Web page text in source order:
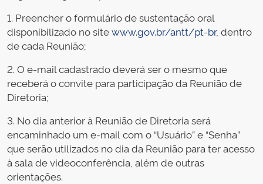
1. Preencher o formulário de sustentação oral
disponibilizado no sitewww.gov.br/antt/pt-br, dentro
de cada Reunião;
2. O e-mail cadastrado deverá ser o mesmo que
receberá o convite para participação da Reunião de
Diretoria;
3. No dia anterior à Reunião de Diretoria será
encaminhado um e-mail com o “Usuário” e “Senha”
que serão utilizados no dia da Reunião para ter acesso
à sala de videoconferência, além de outras
orientações.